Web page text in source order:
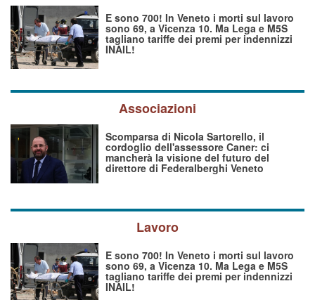
E sono 700! In Veneto i morti sul lavoro
sono 69, a Vicenza 10. Ma Lega e M5S
tagliano tariffe dei premi per indennizzi
INAIL!
Associazioni
Scomparsa di Nicola Sartorello, il
cordoglio dell'assessore Caner: ci
mancherà la visione del futuro del
direttore di Federalberghi Veneto
Lavoro
E sono 700! In Veneto i morti sul lavoro
sono 69, a Vicenza 10. Ma Lega e M5S
tagliano tariffe dei premi per indennizzi
INAIL!